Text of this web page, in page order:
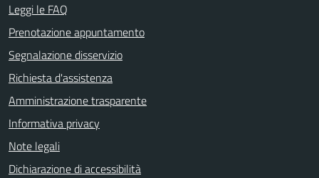
Leggi le FAQ
Prenotazione appuntamento
Segnalazione disservizio
Richiesta d'assistenza
Amministrazione trasparente
Informativa privacy
Note legali
Dichiarazione di accessibilità